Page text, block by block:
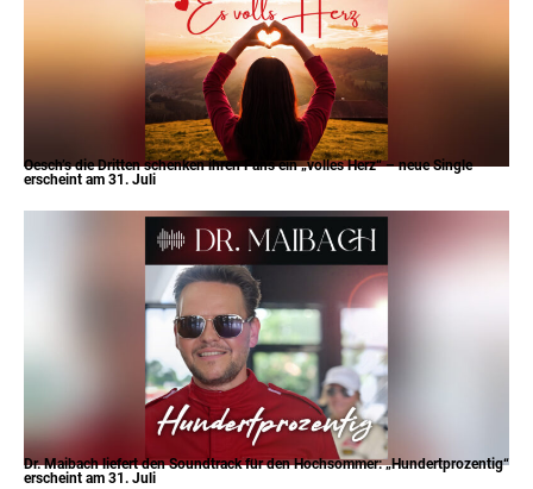
Oesch’s die Dritten schenken ihren Fans ein „volles Herz“ – neue Single
erscheint am 31. Juli
Dr. Maibach liefert den Soundtrack für den Hochsommer: „Hundertprozentig“
erscheint am 31. Juli